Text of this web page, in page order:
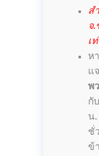
ส
จ.
เ
ห
แ
พ
กั
น.
ชั่
ข้